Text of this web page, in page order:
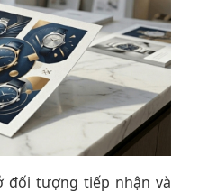
đối tượng tiếp nhận và